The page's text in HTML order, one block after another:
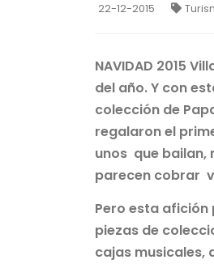
22-12-2015
NAVIDAD 2015
del año. Y con
colección de
regalaron el
unos que bailan,
parecen cobrar
Pero esta
piezas de
cajas musicales,